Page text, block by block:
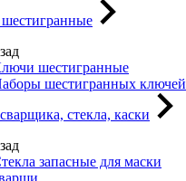
шестигранные
шестигранных ключей
стекла, каски
запасные для маски